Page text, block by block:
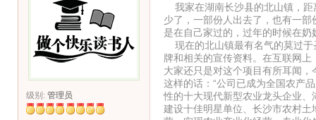
级别: 管理员
我家在湖南长沙县的北山镇，距
少了，一部份人出去了，也有一
是在自己家过的，过年的时候在
现在的北山镇最有名气的莫过于
牌和相关的宣传资料。在互联网
大家还只是对这个项目有所耳闻
这样的话：“公司已成为全国农产
性的十大现代新型农业龙头企业
建设十佳明星单位、长沙市农村土